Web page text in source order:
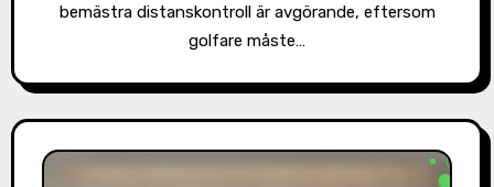
bemästra distanskontroll är avgörande, eftersom
golfare måste…